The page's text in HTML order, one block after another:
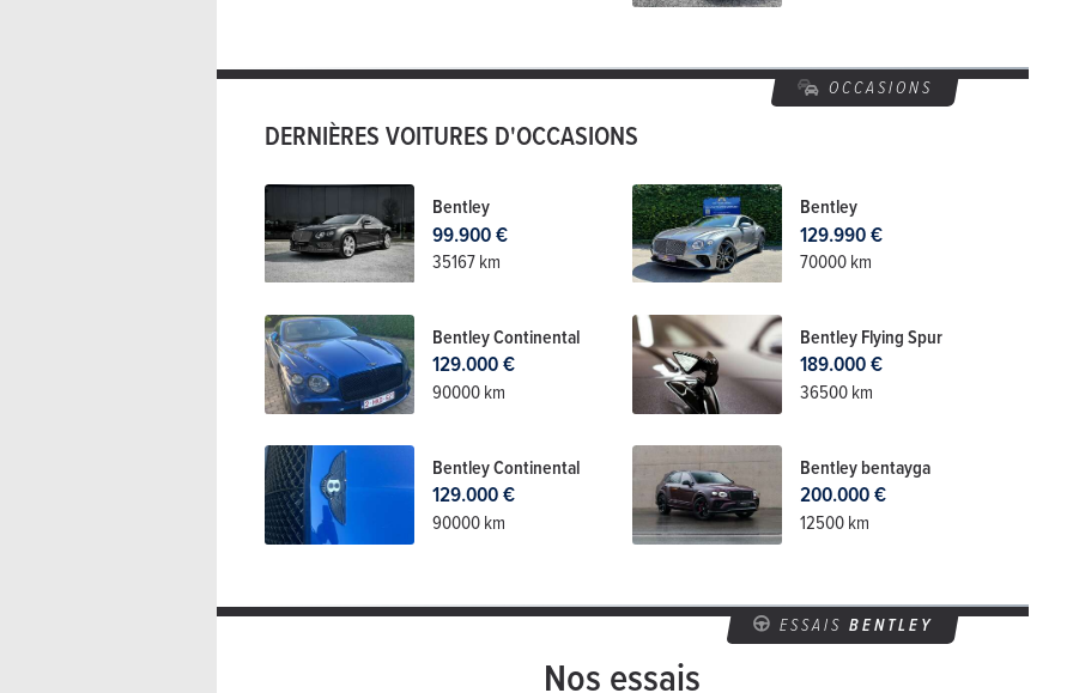
OCCASIONS
DERNIÈRES VOITURES D'OCCASIONS
Bentley
99.900 €
35167 km
Bentley
129.990 €
70000 km
Bentley Continental
129.000 €
90000 km
Bentley Flying Spur
189.000 €
36500 km
Bentley Continental
129.000 €
90000 km
Bentley bentayga
200.000 €
12500 km
ESSAIS BENTLEY
Nos essais